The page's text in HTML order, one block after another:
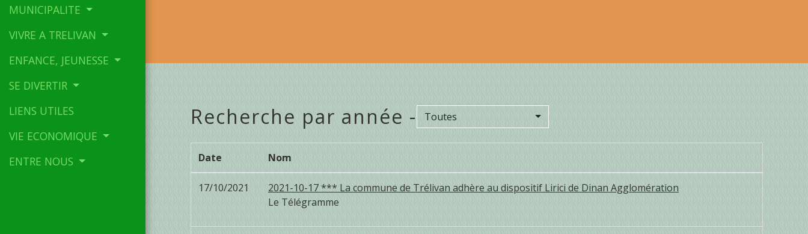
MUNICIPALITE
VIVRE A TRELIVAN
ENFANCE, JEUNESSE
SE DIVERTIR
LIENS UTILES
VIE ECONOMIQUE
ENTRE NOUS
Recherche par année - Toutes
Date Nom
17/10/2021
2021-10-17 *** La commune de Trélivan adhère au dispositif Lirici de Dinan Agglomération
Le Télégramme